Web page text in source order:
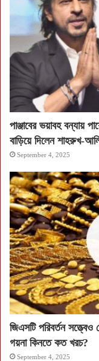
পাঞ্জাবের ভয়াবহ বন্যায়
বাড়িয়ে দিলেন শাহরুখ-
September 4, 2025
জিএসটি পরিবর্তন
গয়না কিনতে কত খরচ?
September 4, 2025